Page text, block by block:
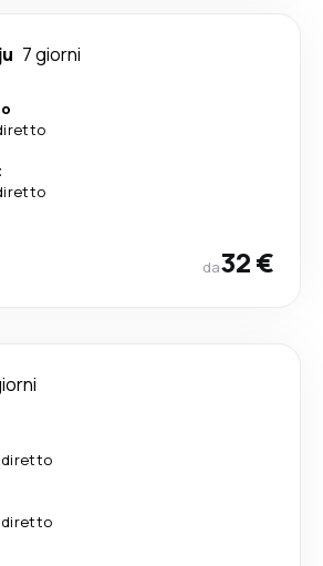
7 giorni
da32 €
diretto
diretto